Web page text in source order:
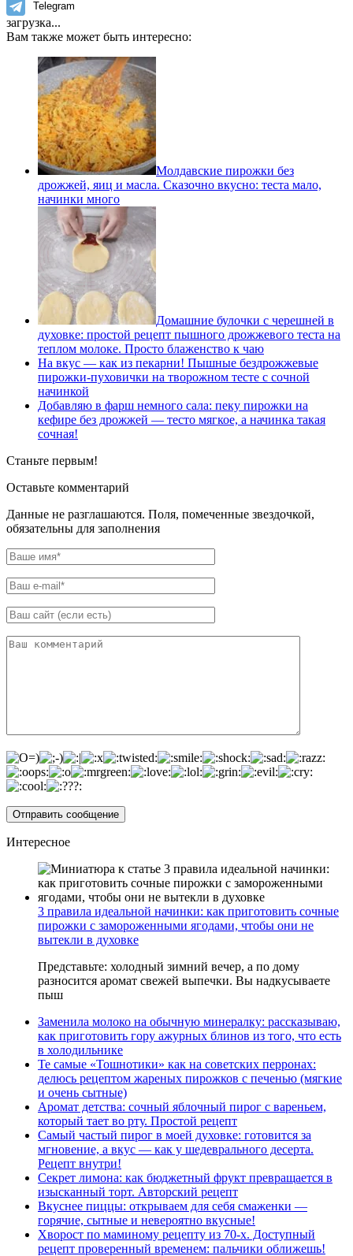
Telegram
загрузка...
Вам также может быть интересно:
Молдавские пирожки без
дрожжей, яиц и масла. Сказочно вкусно: теста мало,
начинки много
Домашние булочки с черешней в
духовке: простой рецепт пышного дрожжевого теста на
теплом молоке. Просто блаженство к чаю
На вкус — как из пекарни! Пышные бездрожжевые
пирожки-пуховички на творожном тесте с сочной
начинкой
Добавляю в фарш немного сала: пеку пирожки на
кефире без дрожжей — тесто мягкое, а начинка такая
сочная!
Станьте первым!
Оставьте комментарий
Данные не разглашаются. Поля, помеченные звездочкой,
обязательны для заполнения
Интересное
3 правила идеальной начинки: как приготовить сочные
пирожки с замороженными ягодами, чтобы они не
вытекли в духовке
Представьте: холодный зимний вечер, а по дому
разносится аромат свежей выпечки. Вы надкусываете
пыш
Заменила молоко на обычную минералку: рассказываю,
как приготовить гору ажурных блинов из того, что есть
в холодильнике
Те самые «Тошнотики» как на советских перронах:
делюсь рецептом жареных пирожков с печенью (мягкие
и очень сытные)
Аромат детства: сочный яблочный пирог с вареньем,
который тает во рту. Простой рецепт
Самый частый пирог в моей духовке: готовится за
мгновение, а вкус — как у шедеврального десерта.
Рецепт внутри!
Секрет лимона: как бюджетный фрукт превращается в
изысканный торт. Авторский рецепт
Вкуснее пиццы: открываем для себя смаженки —
горячие, сытные и невероятно вкусные!
Хворост по маминому рецепту из 70-х. Доступный
рецепт проверенный временем: пальчики оближешь!